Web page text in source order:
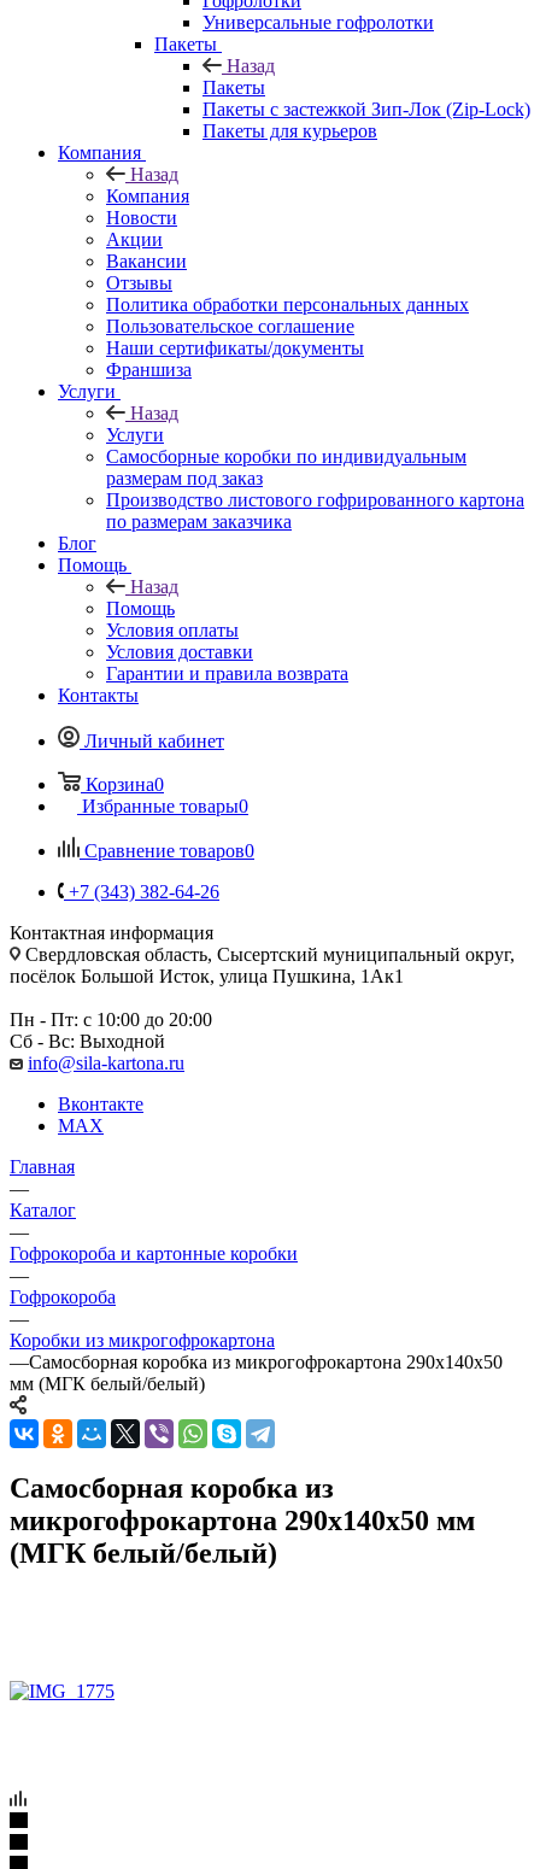
Универсальные гофролотки
Пакеты
Назад
Пакеты
Пакеты с застежкой Зип-Лок (Zip-Lock)
Пакеты для курьеров
Компания
Назад
Компания
Новости
Акции
Вакансии
Отзывы
Политика обработки персональных данных
Пользовательское соглашение
Наши сертификаты/документы
Франшиза
Услуги
Назад
Услуги
Самосборные коробки по индивидуальным
размерам под заказ
Производство листового гофрированного картона
по размерам заказчика
Блог
Помощь
Назад
Помощь
Условия оплаты
Условия доставки
Гарантии и правила возврата
Контакты
Личный кабинет
Корзина0
Избранные товары0
Сравнение товаров0
+7 (343) 382-64-26
Контактная информация
Свердловская область, Сысертский муниципальный округ,
посёлок Большой Исток, улица Пушкина, 1Ак1
Пн - Пт: с 10:00 до 20:00
Сб - Вс: Выходной
info@sila-kartona.ru
Вконтакте
MAX
Главная
—
Каталог
—
Гофрокороба и картонные коробки
—
Гофрокороба
—
Коробки из микрогофрокартона
—Самосборная коробка из микрогофрокартона 290х140х50
мм (МГК белый/белый)
Самосборная коробка из
микрогофрокартона 290х140х50 мм
(МГК белый/белый)